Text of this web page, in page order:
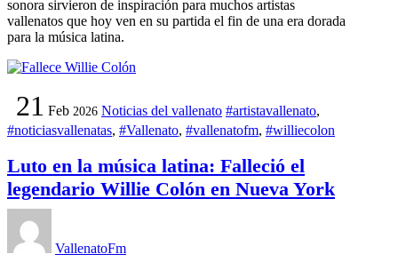
sonora sirvieron de inspiración para muchos artistas
vallenatos que hoy ven en su partida el fin de una era dorada
para la música latina.
21 Feb 2026 Noticias del vallenato #artistavallenato,
#noticiasvallenatas, #Vallenato, #vallenatofm, #williecolon
Luto en la música latina: Falleció el
legendario Willie Colón en Nueva York
VallenatoFm